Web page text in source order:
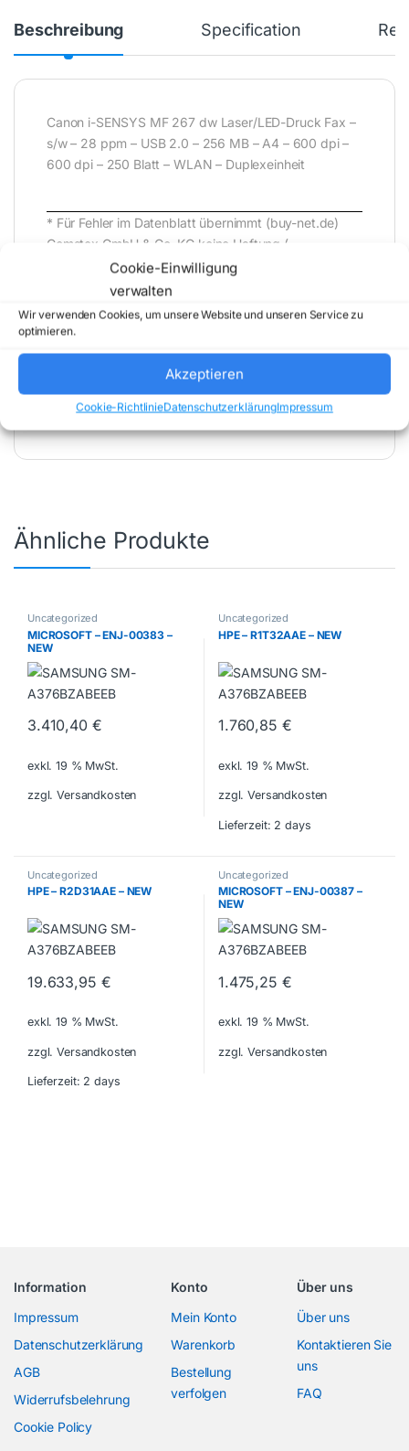
Cookie-Einwilligung
verwalten
Wir verwenden Cookies, um unsere Website und unseren Service zu
optimieren.
Akzeptieren
Cookie-RichtlinieDatenschutzerklärungImpressum
Beschreibung Specification
Canon i-SENSYS MF 267 dw Laser/LED-Druck Fax –
s/w – 28 ppm – USB 2.0 – 256 MB – A4 – 600 dpi –
600 dpi – 250 Blatt – WLAN – Duplexeinheit
* Für Fehler im Datenblatt übernimmt (buy-net.de)
Comstex GmbH & Co. KG keine Haftung (
202608062000 )
Artikelnummer:5938C008
Kategorie:
Uncategorized
Marke:CANON
Ähnliche Produkte
Uncategorized
MICROSOFT – ENJ-00383 –
NEW
3.410,40 €
exkl. 19 % MwSt.
zzgl. Versandkosten
Uncategorized
HPE – R1T32AAE – NEW
1.760,85 €
exkl. 19 % MwSt.
zzgl. Versandkosten
Lieferzeit: 2 days
Uncategorized
HPE – R2D31AAE – NEW
19.633,95 €
exkl. 19 % MwSt.
zzgl. Versandkosten
Lieferzeit: 2 days
Uncategorized
MICROSOFT – ENJ-00387 –
NEW
1.475,25 €
exkl. 19 % MwSt.
zzgl. Versandkosten
Information
Impressum
Datenschutzerklärung
AGB
Widerrufsbelehrung
Cookie Policy
Konto
Mein Konto
Warenkorb
Bestellung
verfolgen
Über uns
Über uns
Kontaktieren Sie
uns
FAQ